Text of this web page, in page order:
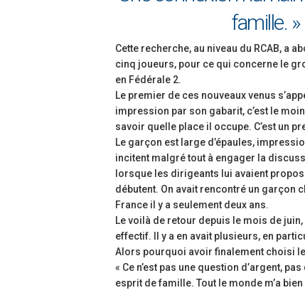
famille. »
Cette recherche, au niveau du RCAB, a
cinq joueurs, pour ce qui concerne le
en Fédérale 2.
Le premier de ces nouveaux venus
impression par son gabarit, c’est le
savoir quelle place il occupe. C’est un
Le garçon est large d’épaules,
incitent malgré tout à engager la
lorsque les dirigeants lui avaient
débutent. On avait rencontré un garçon
France il y a seulement deux ans.
Le voilà de retour depuis le mois de
effectif. Il y a en avait plusieurs, en
Alors pourquoi avoir finalement choisi le
« Ce n’est pas une question d’argent,
esprit de famille. Tout le monde m’a